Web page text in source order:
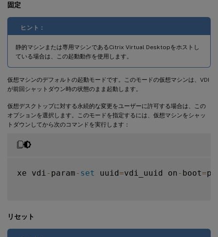
固定
ヒント：
静的マシンまたは専用マシンであるCitrix Virtual Desktopをホストし
ている場合は、この起動動作を使用します。
仮想マシンのデフォルトの起動モードです。このモードの仮想マシンは、VDI
が前回シャットダウン時の状態のまま起動します。
仮想デスクトップに対する永続的な変更をユーザーに許可する場合は、この
オプションを選択します。このモードを指定するには、仮想マシンをシャッ
トダウンしてから次のコマンドを実行します：
xe vdi - param - set uuid=vdi_uuid on - boot=
リセット